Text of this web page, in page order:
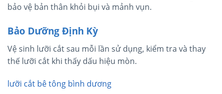
bảo vệ bản thân khỏi bụi và mảnh vụn.
Bảo Dưỡng Định Kỳ
Vệ sinh lưỡi cắt sau mỗi lần sử dụng, kiểm tra và thay
thế lưỡi cắt khi thấy dấu hiệu mòn.
lưỡi cắt bê tông bình dương